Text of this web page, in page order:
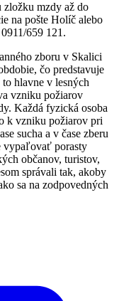
zložku mzdy až do
na pošte Holíč alebo
659 121.
zboru v Skalici
čo predstavuje
hlavne v lesných
vzniku požiarov
Každá fyzická osoba
k vzniku požiarov pri
sucha a v čase zberu
vypaľovať porasty
občanov, turistov,
správali tak, akoby
sa na zodpovedných